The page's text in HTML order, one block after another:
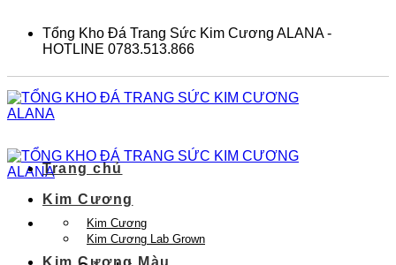
content
Tổng Kho Đá Trang Sức Kim Cương ALANA -
HOTLINE 0783.513.866
Trang chủ
Kim Cương
Kim Cương
Kim Cương Lab Grown
Kim Cương Màu